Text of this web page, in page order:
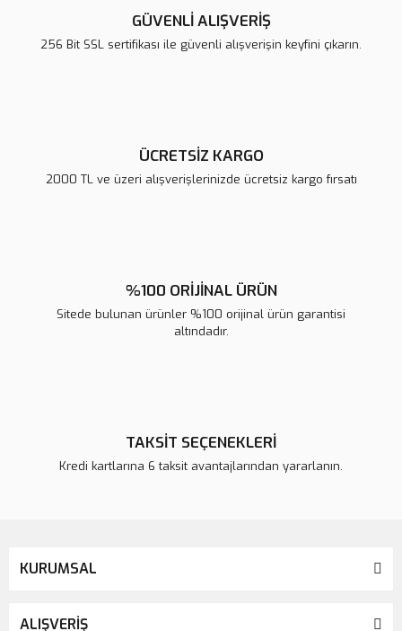
Ürün açıklamasında eksik bilgiler bulunuyor.
GÜVENLİ ALIŞVERİŞ
256 Bit SSL sertifikası ile güvenli alışverişin keyfini çıkarın.
ÜCRETSİZ KARGO
2000 TL ve üzeri alışverişlerinizde ücretsiz kargo fırsatı
%100 ORİJİNAL ÜRÜN
Sitede bulunan ürünler %100 orijinal ürün garantisi
altındadır.
TAKSİT SEÇENEKLERİ
Kredi kartlarına 6 taksit avantajlarından yararlanın.
KURUMSAL
ALIŞVERİŞ